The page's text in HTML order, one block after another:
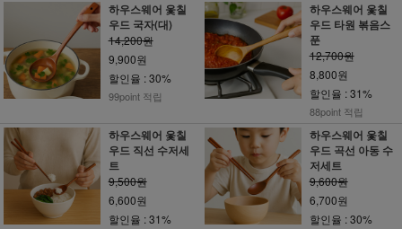
하우스웨어 옻칠
우드 국자(대)
14,200원
9,900원
할인율 : 30%
99point 적립
하우스웨어 옻칠
우드 타원 볶음스
푼
12,700원
8,800원
할인율 : 31%
88point 적립
하우스웨어 옻칠
우드 직선 수저세
트
9,500원
6,600원
할인율 : 31%
하우스웨어 옻칠
우드 곡선 아동 수
저세트
9,600원
6,700원
할인율 : 30%